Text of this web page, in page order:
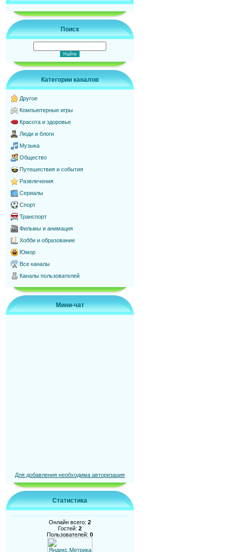
Поиск
Категории каналов
Другое
Компьютерные игры
Красота и здоровье
Люди и блоги
Музыка
Общество
Путешествия и события
Развлечения
Сериалы
Спорт
Транспорт
Фильмы и анимация
Хобби и образование
Юмор
Все каналы
Каналы пользователей
Мини-чат
Для добавления необходима авторизация
Статистика
Онлайн всего: 2
Гостей: 2
Пользователей: 0